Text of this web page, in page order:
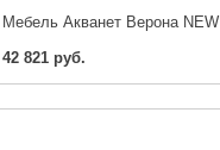
42 821 руб.